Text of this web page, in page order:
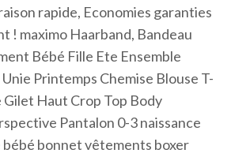
rapide, Economies garanties
! maximo Haarband, Bandeau
Bébé Fille Ete Ensemble
Printemps Chemise Blouse T-
Haut Crop Top Body
Pantalon 0-3 naissance
bébé bonnet vêtements boxer